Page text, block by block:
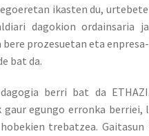
ikasten du,
dagokion ordainsaria
prozesuetan eta
bat da.
berri bat da
egungo erronka
trebatzea.